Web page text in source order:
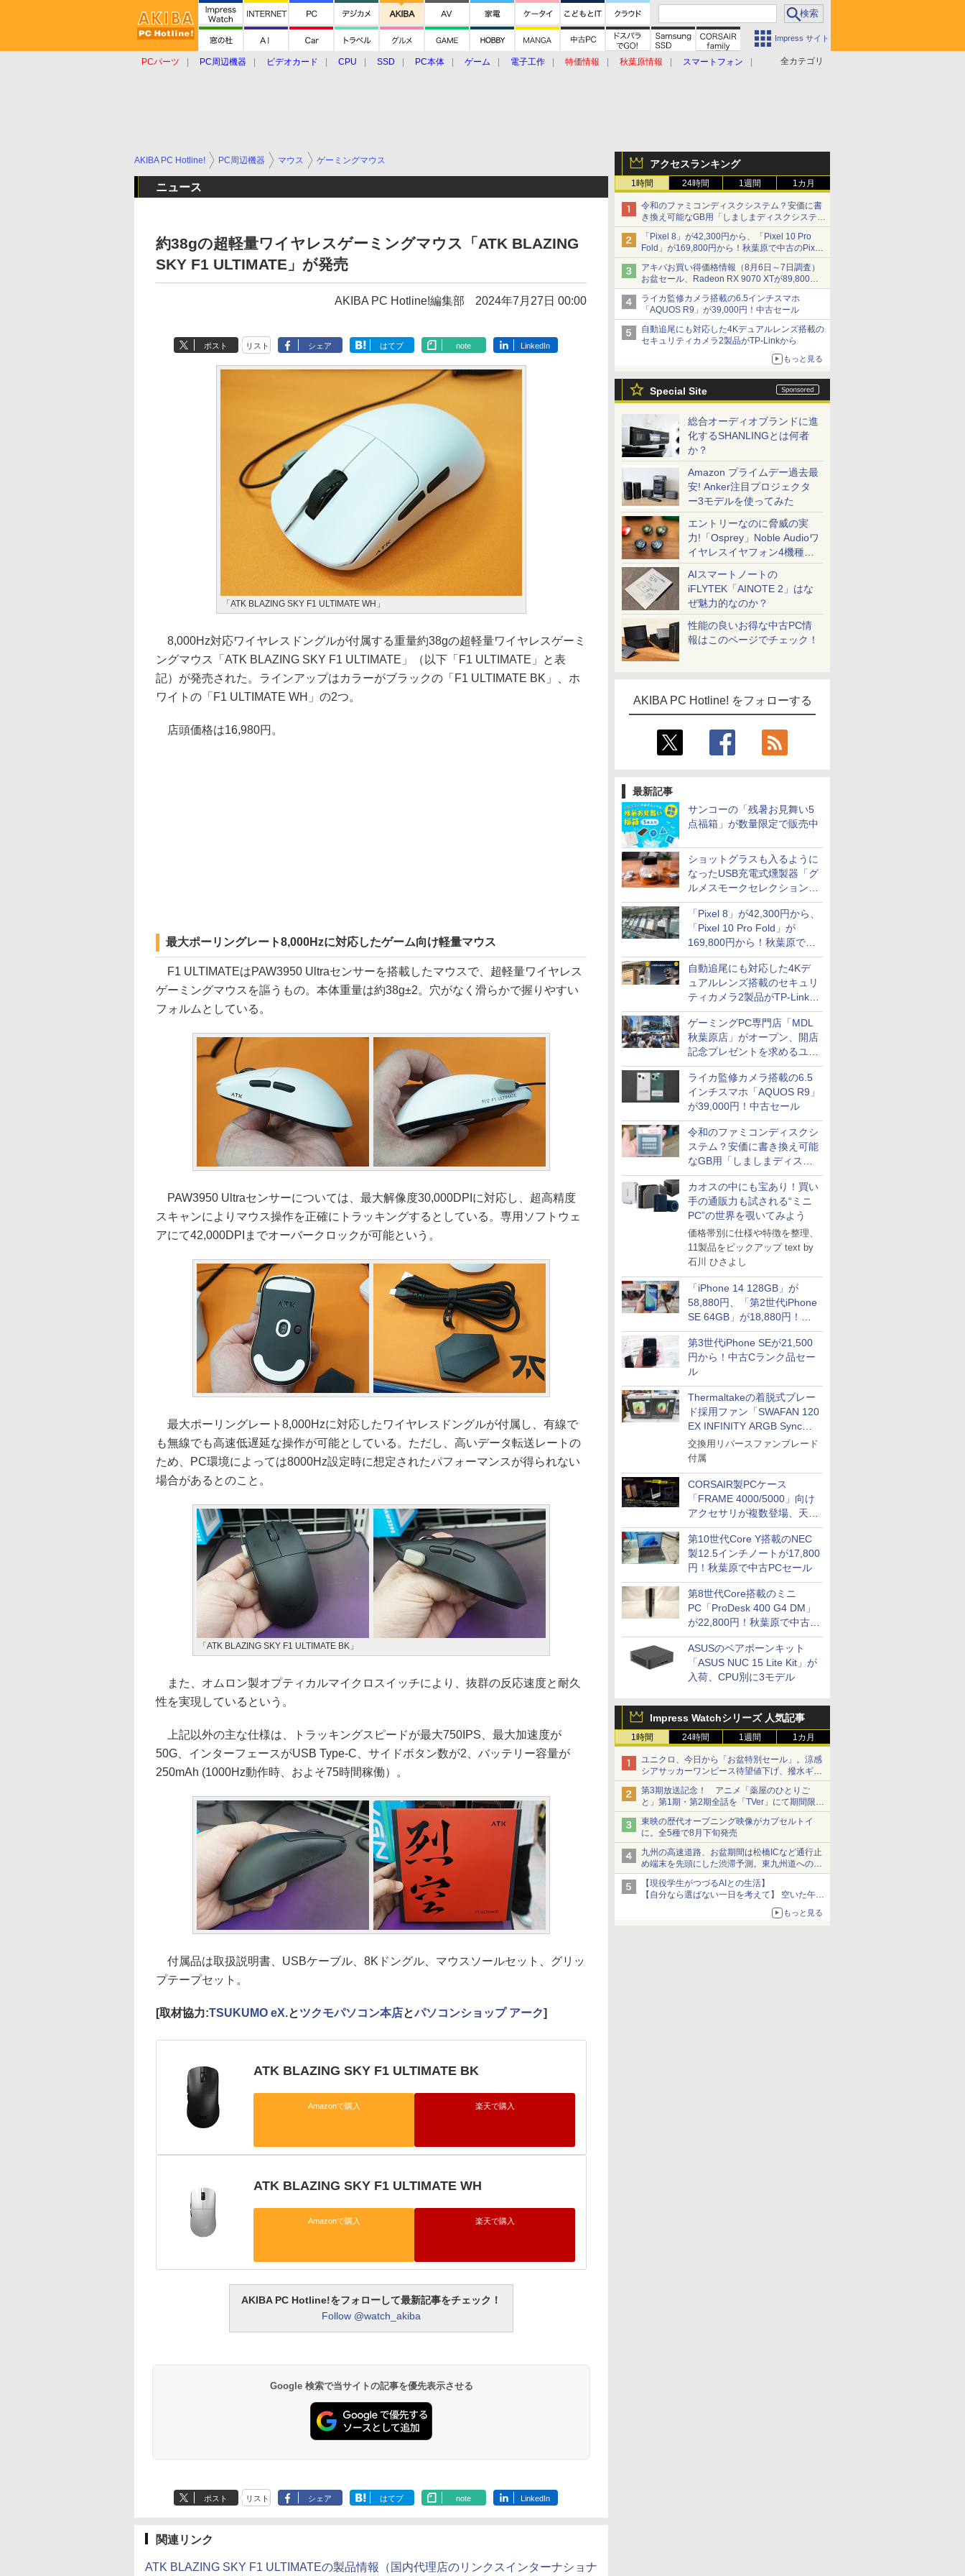
Impress サイト
全カテゴリ
PCパーツ PC周辺機器 ビデオカード CPU SSD PC本体 ゲーム 電子工作 特価情報 秋葉原情報
スマートフォン
アクセスランキング
1時間 24時間 1週間 1カ月
令和のファミコンディスクシステム？安価に書
き換え可能なGB用「しましまディスクシステ
ム」
「Pixel 8」が42,300円から、「Pixel 10 Pro
Fold」が169,800円から！秋葉原で中古のPixel
シリーズがお買い得
アキバお買い得価格情報（8月6日～7日調査）
お盆セール、Radeon RX 9070 XTが89,800
円、水平周波数24.8kHz対応の17型モニターが
9,801円、暑さ指数連動セール ほか
ライカ監修カメラ搭載の6.5インチスマホ
「AQUOS R9」が39,000円！中古セール
自動追尾にも対応した4Kデュアルレンズ搭載の
セキュリティカメラ2製品がTP-Linkから
もっと見る
Special Site
総合オーディオブランドに進
化するSHANLINGとは何者
か？
Amazon プライムデー過去最
安! Anker注目プロジェクタ
ー3モデルを使ってみた
エントリーなのに脅威の実
力!「Osprey」Noble Audioワ
イヤレスイヤフォン4機種を
一気に聴く
AIスマートノートの
iFLYTEK「AINOTE 2」はな
ぜ魅力的なのか？
性能の良いお得な中古PC情
報はこのページでチェック！
AKIBA PC Hotline! をフォローする
最新記事
サンコーの「残暑お見舞い5
点福箱」が数量限定で販売中
ショットグラスも入るように
なったUSB充電式燻製器「グ
ルメスモークセレクション
2」がサンコーから
「Pixel 8」が42,300円から、
「Pixel 10 Pro Fold」が
169,800円から！秋葉原で中
古のPixelシリーズがお買い得
自動追尾にも対応した4Kデ
ュアルレンズ搭載のセキュリ
ティカメラ2製品がTP-Linkか
ら
ゲーミングPC専門店「MDL
秋葉原店」がオープン、開店
記念プレゼントを求めるユー
ザーが押し寄せ長蛇の列に
ライカ監修カメラ搭載の6.5
インチスマホ「AQUOS R9」
が39,000円！中古セール
令和のファミコンディスクシ
ステム？安価に書き換え可能
なGB用「しましまディスク
システム」
カオスの中にも宝あり！買い
手の通販力も試される“ミニ
PC”の世界を覗いてみよう
価格帯別に仕様や特徴を整理、
11製品をピックアップ text by
石川 ひさよし
「iPhone 14 128GB」が
58,880円、「第2世代iPhone
SE 64GB」が18,880円！中
古Bランク品セール
第3世代iPhone SEが21,500
円から！中古Cランク品セー
ル
Thermaltakeの着脱式ブレー
ド採用ファン「SWAFAN 120
EX INFINITY ARGB Sync」
に単品パッケージ
交換用リバースファンブレード
付属
CORSAIR製PCケース
「FRAME 4000/5000」向け
アクセサリが複数登場、天然
木製パネルや背面コネクタ対
応トレイなど
第10世代Core Y搭載のNEC
製12.5インチノートが17,800
円！秋葉原で中古PCセール
第8世代Core搭載のミニ
PC「ProDesk 400 G4 DM」
が22,800円！秋葉原で中古
PCセール
ASUSのベアボーンキット
「ASUS NUC 15 Lite Kit」が
入荷、CPU別に3モデル
Impress Watchシリーズ 人気記事
1時間 24時間 1週間 1カ月
ユニクロ、今日から「お盆特別セール」。涼感
シアサッカーワンピース待望値下げ、撥水ギア
ショーツは1990円に
第3期放送記念！ アニメ「薬屋のひとりご
と」第1期・第2期全話を「TVer」にて期間限定
で順次無料配信開始
東映の歴代オープニング映像がカプセルトイ
に。全5種で8月下旬発売
九州の高速道路、お盆期間は松橋ICなど通行止
め端末を先頭にした渋滞予測。東九州道への迂
回は料金調整を実施
【現役学生がつづるAIとの生活】
【自分なら選ばない一日を考えて】 空いた午後
をチャッピーに捧げたら、思わぬ絶景に出会っ
もっと見る
AKIBA PC Hotline! PC周辺機器 マウス ゲーミングマウス
ニュース
約38gの超軽量ワイヤレスゲーミングマウス「ATK BLAZING
SKY F1 ULTIMATE」が発売
AKIBA PC Hotline!編集部 2024年7月27日 00:00
ポスト リスト シェア はてブ note LinkedIn
「ATK BLAZING SKY F1 ULTIMATE WH」
8,000Hz対応ワイヤレスドングルが付属する重量約38gの超軽量ワイヤレスゲーミ
ングマウス「ATK BLAZING SKY F1 ULTIMATE」（以下「F1 ULTIMATE」と表
記）が発売された。ラインアップはカラーがブラックの「F1 ULTIMATE BK」、ホ
ワイトの「F1 ULTIMATE WH」の2つ。
店頭価格は16,980円。
最大ポーリングレート8,000Hzに対応したゲーム向け軽量マウス
F1 ULTIMATEはPAW3950 Ultraセンサーを搭載したマウスで、超軽量ワイヤレス
ゲーミングマウスを謳うもの。本体重量は約38g±2。穴がなく滑らかで握りやすい
フォルムとしている。
PAW3950 Ultraセンサーについては、最大解像度30,000DPIに対応し、超高精度
スキャンによりマウス操作を正確にトラッキングするとしている。専用ソフトウェ
アにて42,000DPIまでオーバークロックが可能という。
最大ポーリングレート8,000Hzに対応したワイヤレスドングルが付属し、有線で
も無線でも高速低遅延な操作が可能としている。ただし、高いデータ転送レートの
ため、PC環境によっては8000Hz設定時に想定されたパフォーマンスが得られない
場合があるとのこと。
「ATK BLAZING SKY F1 ULTIMATE BK」
また、オムロン製オプティカルマイクロスイッチにより、抜群の反応速度と耐久
性を実現しているという。
上記以外の主な仕様は、トラッキングスピードが最大750IPS、最大加速度が
50G、インターフェースがUSB Type-C、サイドボタン数が2、バッテリー容量が
250mAh (1000Hz動作時、およそ75時間稼働）。
付属品は取扱説明書、USBケーブル、8Kドングル、マウスソールセット、グリッ
プテープセット。
[取材協力:TSUKUMO eX.とツクモパソコン本店とパソコンショップ アーク]
ATK BLAZING SKY F1 ULTIMATE BK
Amazonで購入 楽天で購入
ATK BLAZING SKY F1 ULTIMATE WH
Amazonで購入 楽天で購入
AKIBA PC Hotline!をフォローして最新記事をチェック！
Follow @watch_akiba
Google 検索で当サイトの記事を優先表示させる
ポスト リスト シェア はてブ note LinkedIn
関連リンク
ATK BLAZING SKY F1 ULTIMATEの製品情報（国内代理店のリンクスインターナショナ